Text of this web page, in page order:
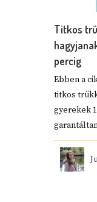
Titkos
percig
Ebben a
titkos
gyerekek